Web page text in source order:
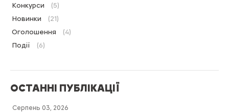
Конкурси
(5)
Новинки
(21)
Оголошення
(4)
Події
(6)
ОСТАННІ ПУБЛІКАЦІЇ
Серпень 03, 2026